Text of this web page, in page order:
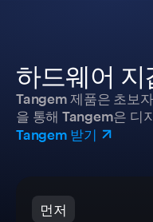
하드웨어 지
Tangem 제품은 초보
을 통해 Tangem은 디
Tangem 받기
먼저